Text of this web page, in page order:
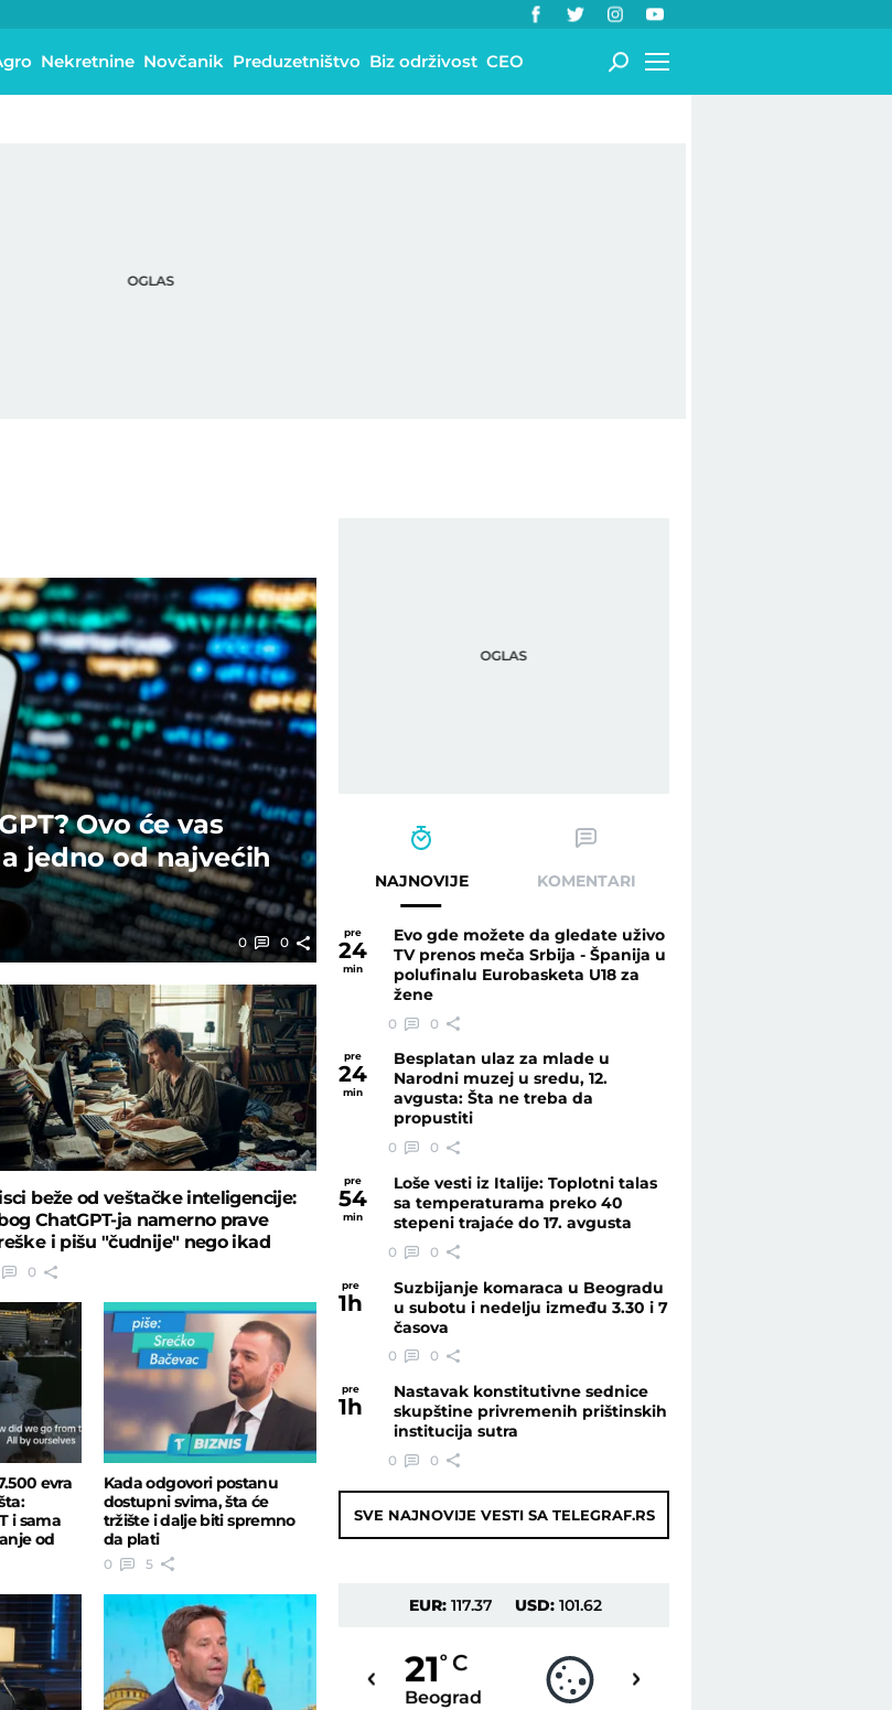
Nekretnine Novčanik Preduzetništvo Biz održivost CEO
Ovo će vas
jedno od najvećih
0 0
beže od veštačke inteligencije:
ChatGPT-ja namerno prave
i pišu "čudnije" nego ikad
0
evra
i sama
od
Kada odgovori postanu
dostupni svima, šta će
tržište i dalje biti spremno
da plati
0 5
NAJNOVIJE KOMENTARI
pre
24
min
Evo gde možete da gledate uživo
TV prenos meča Srbija - Španija u
polufinalu Eurobasketa U18 za
žene
0 0
pre
24
min
Besplatan ulaz za mlade u
Narodni muzej u sredu, 12.
avgusta: Šta ne treba da
propustiti
0 0
pre
54
min
Loše vesti iz Italije: Toplotni talas
sa temperaturama preko 40
stepeni trajaće do 17. avgusta
0 0
pre
1h
Suzbijanje komaraca u Beogradu
u subotu i nedelju između 3.30 i 7
časova
0 0
pre
1h
Nastavak konstitutivne sednice
skupštine privremenih prištinskih
institucija sutra
0 0
SVE NAJNOVIJE VESTI SA TELEGRAF.RS
EUR:117.37 USD: 101.62
16 C
Priština
21 o C
Beograd